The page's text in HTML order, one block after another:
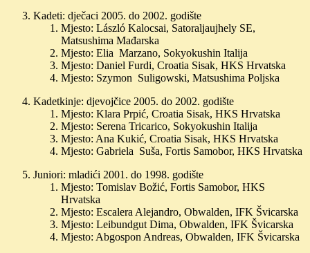
Kadeti: dječaci 2005. do 2002. godište
Mjesto: László Kalocsai, Satoraljaujhely SE,
Matsushima Mađarska
Mjesto: Elia Marzano, Sokyokushin Italija
Mjesto: Daniel Furdi, Croatia Sisak, HKS Hrvatska
Mjesto: Szymon Suligowski, Matsushima Poljska
Kadetkinje: djevojčice 2005. do 2002. godište
Mjesto: Klara Prpić, Croatia Sisak, HKS Hrvatska
Mjesto: Serena Tricarico, Sokyokushin Italija
Mjesto: Ana Kukić, Croatia Sisak, HKS Hrvatska
Mjesto: Gabriela Suša, Fortis Samobor, HKS Hrvatska
Juniori: mladići 2001. do 1998. godište
Mjesto: Tomislav Božić, Fortis Samobor, HKS
Hrvatska
Mjesto: Escalera Alejandro, Obwalden, IFK Švicarska
Mjesto: Leibundgut Dima, Obwalden, IFK Švicarska
Mjesto: Abgospon Andreas, Obwalden, IFK Švicarska